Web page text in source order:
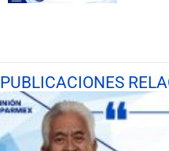
PUBLICACIONES